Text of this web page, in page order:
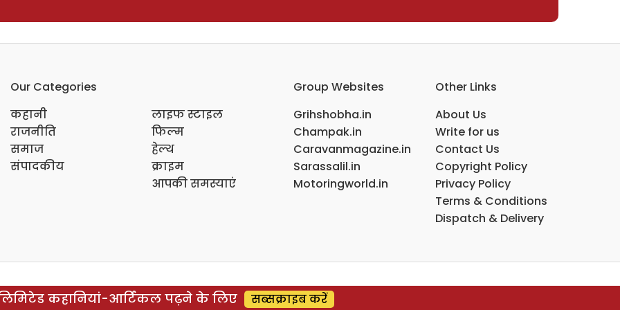
Our Categories
कहानी
राजनीति
समाज
संपादकीय
लाइफ स्टाइल
फिल्म
हेल्थ
क्राइम
आपकी समस्याएं
Group Websites
Grihshobha.in
Champak.in
Caravanmagazine.in
Sarassalil.in
Motoringworld.in
Other Links
About Us
Write for us
Contact Us
Copyright Policy
Privacy Policy
Terms & Conditions
Dispatch & Delivery
कहानियां-आर्टिकल पढ़ने के लिए सब्सक्राइब करें